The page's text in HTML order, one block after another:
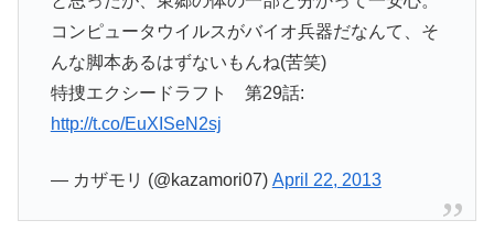
コンピュータウイルスがバイオ兵器だなんて、そ
んな脚本あるはずないもんね(苦笑)
特捜エクシードラフト 第29話:
http://t.co/EuXISeN2sj
— カザモリ (@kazamori07) April 22, 2013